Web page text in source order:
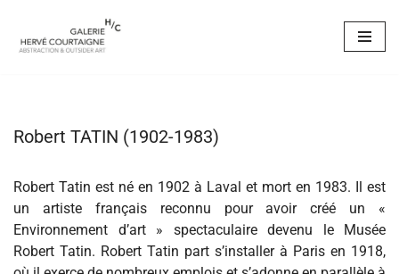
Aller
Robert TATIN (1902-1983)
Robert Tatin est né en 1902 à Laval et mort en 1983. Il est
un artiste français reconnu pour avoir créé un «
Environnement d’art » spectaculaire devenu le Musée
Robert Tatin. Robert Tatin part s’installer à Paris en 1918,